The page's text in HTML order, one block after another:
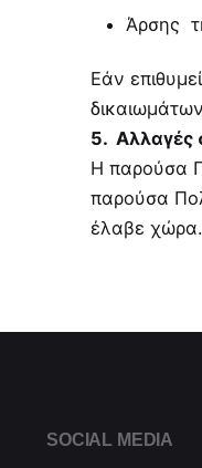
Άρσης
Εάν
5. Αλλαγές
Η παρούσα
παρούσα
έλαβε
SOCIAL MEDIA